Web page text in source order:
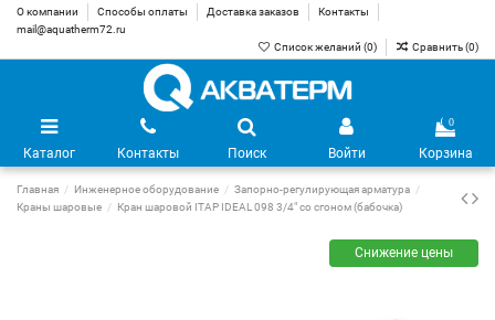
О компании Способы оплаты Доставка заказов
Контакты
mail@aquatherm72.ru
Список желаний (0) Сравнить (0)
Каталог Контакты Поиск Войти
0
Корзина
Главная Инженерное оборудование
Запорно-регулирующая арматура
Краны шаровые
Кран шаровой ITAP IDEAL 098 3/4" со сгоном (бабочка)
Снижение цены